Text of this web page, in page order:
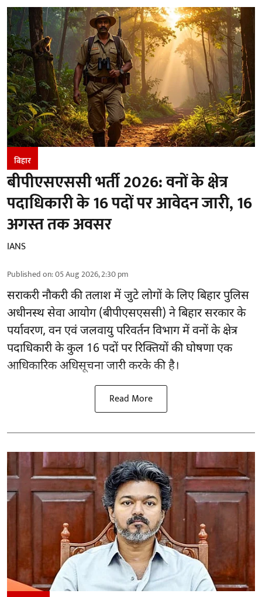
बिहार
बीपीएसएससी भर्ती 2026: वनों के क्षेत्र
पदाधिकारी के 16 पदों पर आवेदन जारी, 16
अगस्त तक अवसर
IANS
Published on:05 Aug 2026, 2:30 pm
सराकरी नौकरी की तलाश में जुटे लोगों के लिए बिहार पुलिस
अधीनस्थ सेवा आयोग (बीपीएसएससी) ने बिहार सरकार के
पर्यावरण, वन एवं जलवायु परिवर्तन विभाग में वनों के क्षेत्र
पदाधिकारी के कुल 16 पदों पर रिक्तियों की घोषणाएक
आधिकारिक अधिसूचना जारी करके की है।
Read More